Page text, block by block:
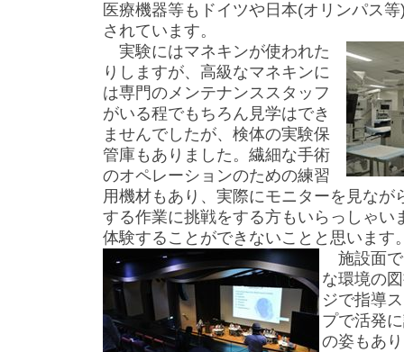
医療機器等もドイツや日本(オリンパス
されています。
実験にはマネキンが使われた
りしますが、高級なマネキンに
は専門のメンテナンススタッフ
がいる程でもちろん見学はでき
ませんでしたが、検体の実験保
管庫もありました。繊細な手術
のオペレーションのための練習
用機材もあり、実際にモニターを見なが
する作業に挑戦をする方もいらっしゃい
体験することができないことと思います
施設面で
な環境の
ジで指導
プで活発
の姿もあ